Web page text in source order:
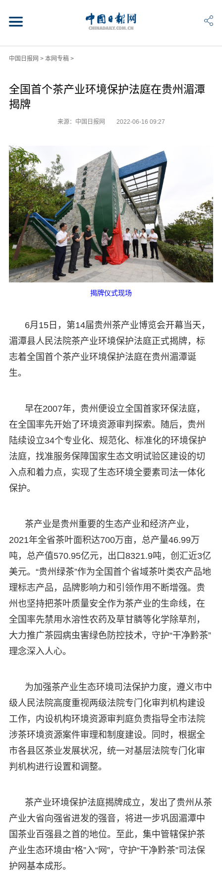
中国日报网 > 本网专稿>
全国首个茶产业环境保护法庭在贵州湄潭
揭牌
来源：中国日报网 2022-06-16 09:27
揭牌仪式现场
6月15日，第14届贵州茶产业博览会开幕当天，
湄潭县人民法院茶产业环境保护法庭正式揭牌，标
志着全国首个茶产业环境保护法庭在贵州湄潭诞
生。
早在2007年，贵州便设立全国首家环保法庭，
在全国率先开始了环境资源审判探索。随后，贵州
陆续设立34个专业化、规范化、标准化的环境保护
法庭，找准服务保障国家生态文明试验区建设的切
入点和着力点，实现了生态环境全要素司法一体化
保护。
茶产业是贵州重要的生态产业和经济产业，
2021年全省茶叶面积达700万亩，总产量46.99万
吨，总产值570.95亿元，出口8321.9吨，创汇近3亿
美元。“贵州绿茶”作为全国首个省域茶叶类农产品地
理标志产品，品牌影响力和引领作用不断增强。贵
州也坚持把茶叶质量安全作为茶产业的生命线，在
全国率先禁用水溶性农药及草甘膦等化学除草剂，
大力推广茶园病虫害绿色防控技术，守护“干净黔茶”
理念深入人心。
为加强茶产业生态环境司法保护力度，遵义市中
级人民法院高度重视两级法院专门化审判机构建设
工作，内设机构环境资源审判庭负责指导全市法院
涉茶环境资源案件审理和制度建设。同时，根据全
市各县区茶业发展状况，统一对基层法院专门化审
判机构进行设置和调整。
茶产业环境保护法庭揭牌成立，发出了贵州从茶
产业大省向强省进发的强音，将进一步巩固湄潭中
国茶业百强县之首的地位。至此，集中管辖保护茶
产业生态环境由“格”入“网”，守护“干净黔茶”司法保
护网基本成形。